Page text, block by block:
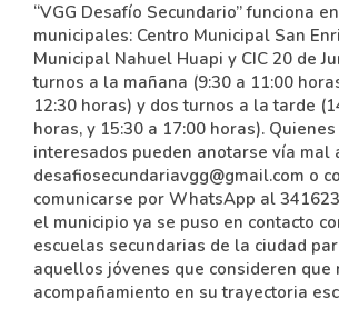
“VGG Desafío Secundario” funciona
municipales: Centro Municipal San
Municipal Nahuel Huapi y CIC 20 de
turnos a la mañana (9:30 a 11:00
12:30 horas) y dos turnos a la tarde
horas, y 15:30 a 17:00 horas).
interesados pueden anotarse vía mal
desafiosecundariavgg@gmail.com o
comunicarse por WhatsApp al
el municipio ya se puso en contacto
escuelas secundarias de la ciudad
aquellos jóvenes que consideren que
acompañamiento en su trayectoria